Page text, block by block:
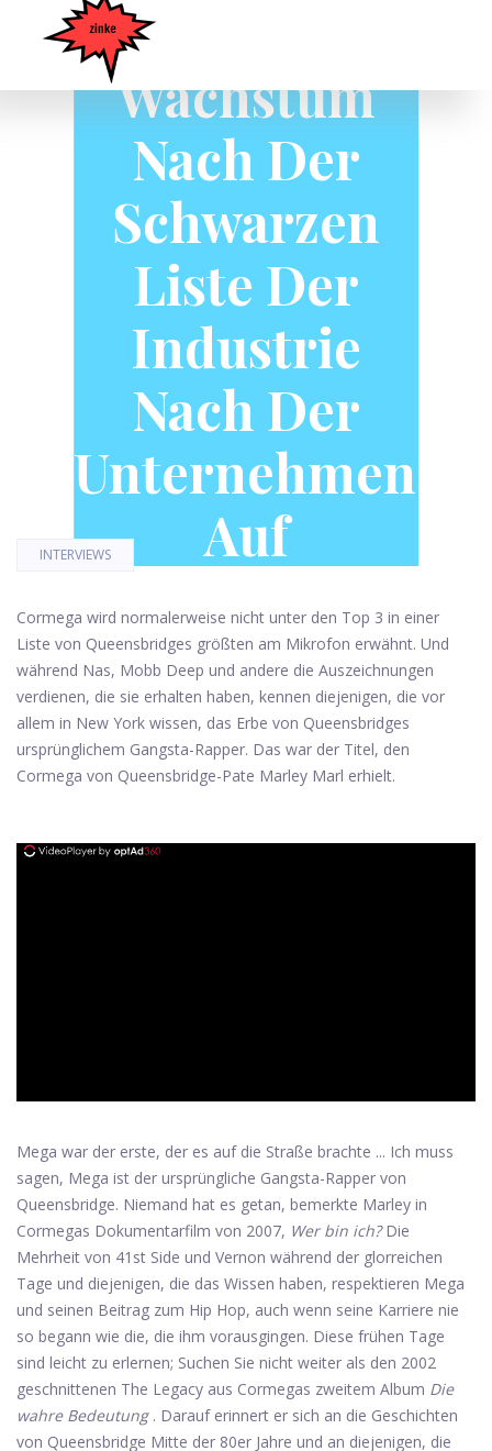
Zeichnet Sein
Wachstum
Nach Der
Schwarzen
Liste Der
Industrie
Nach Der
Auf
INTERVIEWS
Cormega wird normalerweise nicht unter den Top 3 in einer
Liste von Queensbridges größten am Mikrofon erwähnt. Und
während Nas, Mobb Deep und andere die Auszeichnungen
verdienen, die sie erhalten haben, kennen diejenigen, die vor
allem in New York wissen, das Erbe von Queensbridges
ursprünglichem Gangsta-Rapper. Das war der Titel, den
Cormega von Queensbridge-Pate Marley Marl erhielt.
Mega war der erste, der es auf die Straße brachte ... Ich muss
sagen, Mega ist der ursprüngliche Gangsta-Rapper von
Queensbridge. Niemand hat es getan, bemerkte Marley in
Cormegas Dokumentarfilm von 2007, Wer bin ich?Die
Mehrheit von 41st Side und Vernon während der glorreichen
Tage und diejenigen, die das Wissen haben, respektieren Mega
und seinen Beitrag zum Hip Hop, auch wenn seine Karriere nie
so begann wie die, die ihm vorausgingen. Diese frühen Tage
sind leicht zu erlernen; Suchen Sie nicht weiter als den 2002
geschnittenen The Legacy aus Cormegas zweitem Album Die
wahre Bedeutung. Darauf erinnert er sich an die Geschichten
von Queensbridge Mitte der 80er Jahre und an diejenigen, die